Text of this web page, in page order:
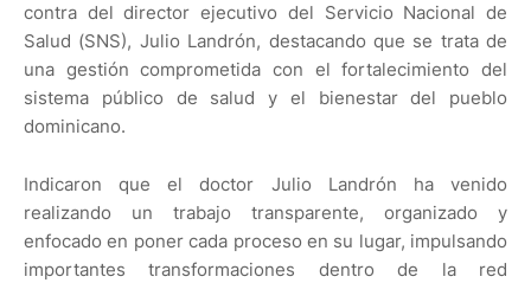
contra del director ejecutivo del Servicio Nacional de
Salud (SNS), Julio Landrón, destacando que se trata de
una gestión comprometida con el fortalecimiento del
sistema público de salud y el bienestar del pueblo
dominicano.
Indicaron que el doctor Julio Landrón ha venido
realizando un trabajo transparente, organizado y
enfocado en poner cada proceso en su lugar, impulsando
importantes transformaciones dentro de la red